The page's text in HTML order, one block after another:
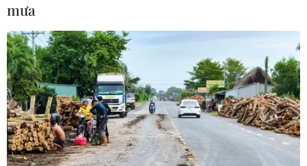
28/09/2021 02:00
Việc thay đổi chiến lược từ "Zero COVID-19" sang “Thích
ứng an toàn, linh hoạt, kiểm soát có hiệu quả dịch
COVID-19” nhằm khôi phục kinh tế, nhưng vẫn đặt sức
khỏe, tính mạng người dân lên trên hết.
mưa